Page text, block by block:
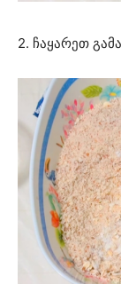
2. ჩაყარეთ